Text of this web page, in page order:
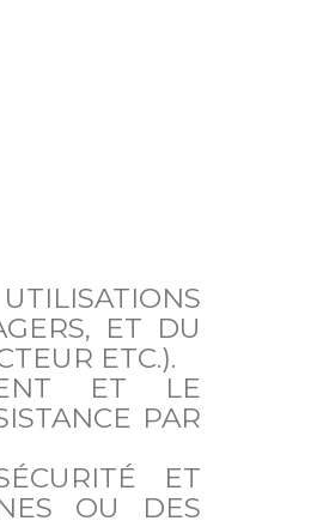
ET DU
ETC.).
ET LE
PAR
ET
OU DES